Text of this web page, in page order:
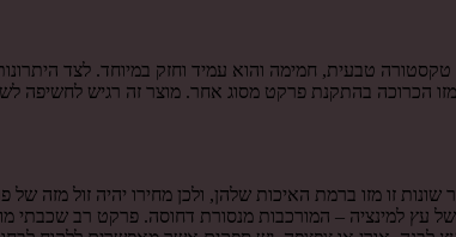
טבעית, חמימה והוא עמיד וחזק במיוחד. לצד
הכרוכה בהתקנת פרקט מסוג אחר. מוצר זה רגיש לחשיפה
מזו ברמת האיכות שלהן, ולכן מחירו יהיה זול מזה של
של עץ למינציה – המורכבות מנסורת דחוסה. פרקט רב